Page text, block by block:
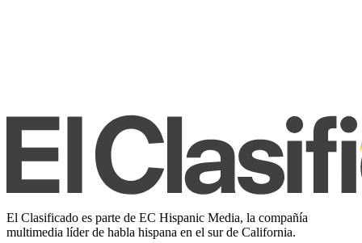
El Clasificado es parte de EC Hispanic Media, la compañía
multimedia líder de habla hispana en el sur de California.